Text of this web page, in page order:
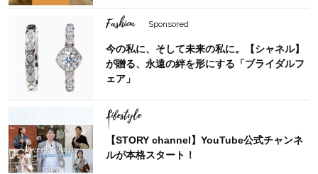
Fashion Sponsored
今の私に、そして未来の私に。【シャネル】
が贈る、永遠の絆を形にする「ブライダルフ
ェア」
Lifestyle
【STORY channel】YouTube公式チャンネ
ルが本格スタート！